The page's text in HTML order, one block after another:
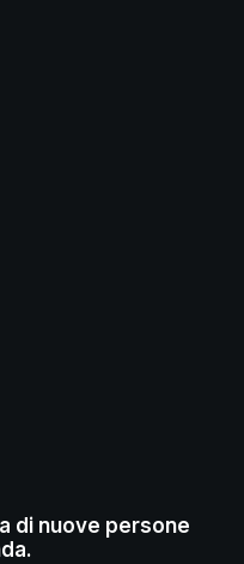
di nuove persone